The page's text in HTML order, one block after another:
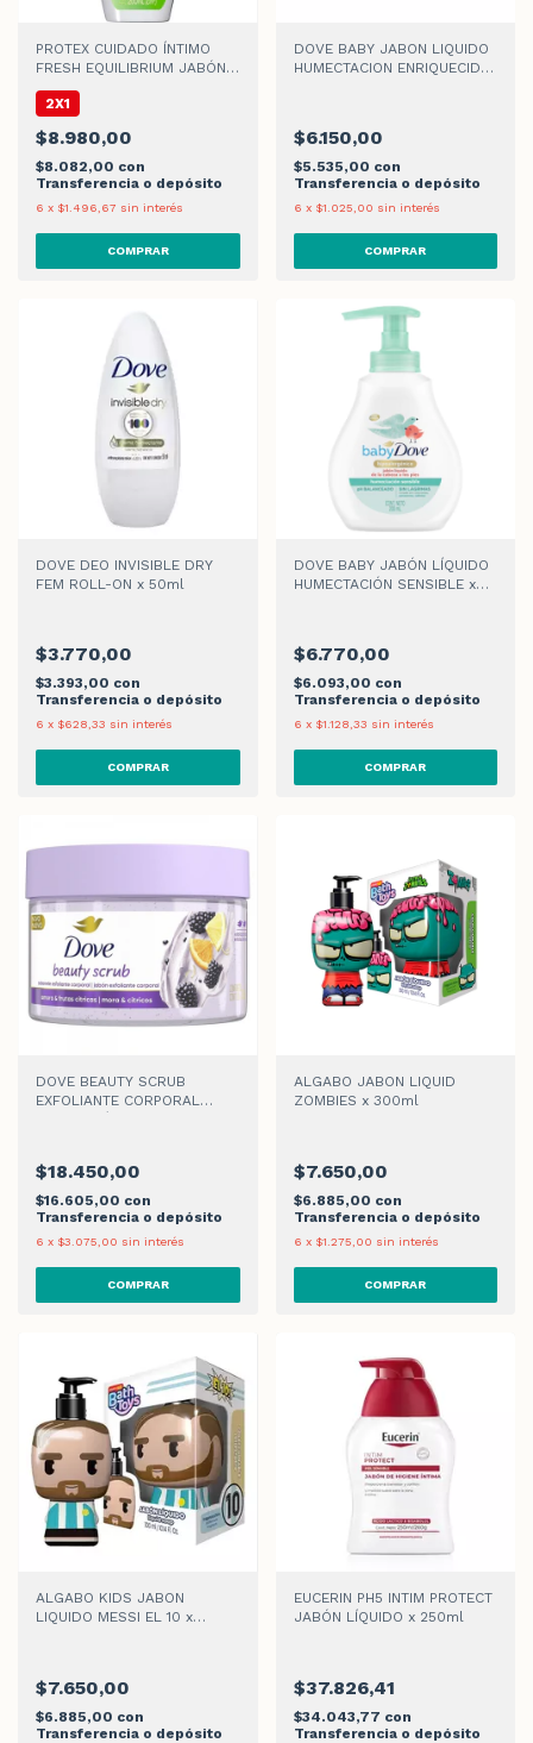
PROTEX CUIDADO ÍNTIMO
FRESH EQUILIBRIUM JABÓN
2X1
$8.980,00
$8.082,00 con
Transferencia o depósito
6 x $1.496,67 sin interés
DOVE BABY JABON LIQUIDO
HUMECTACION ENRIQUECIDA
$6.150,00
$5.535,00 con
Transferencia o depósito
6 x $1.025,00 sin interés
DOVE DEO INVISIBLE DRY
FEM ROLL-ON x 50ml
$3.770,00
$3.393,00 con
Transferencia o depósito
6 x $628,33 sin interés
DOVE BABY JABÓN LÍQUIDO
HUMECTACIÓN SENSIBLE x
$6.770,00
$6.093,00 con
Transferencia o depósito
6 x $1.128,33 sin interés
DOVE BEAUTY SCRUB
EXFOLIANTE CORPORAL
$18.450,00
$16.605,00 con
Transferencia o depósito
6 x $3.075,00 sin interés
ALGABO JABON LIQUID
ZOMBIES x 300ml
$7.650,00
$6.885,00 con
Transferencia o depósito
6 x $1.275,00 sin interés
ALGABO KIDS JABON
LIQUIDO MESSI EL 10 x
$7.650,00
$6.885,00 con
Transferencia o depósito
EUCERIN PH5 INTIM PROTECT
JABÓN LÍQUIDO x 250ml
$37.826,41
$34.043,77 con
Transferencia o depósito